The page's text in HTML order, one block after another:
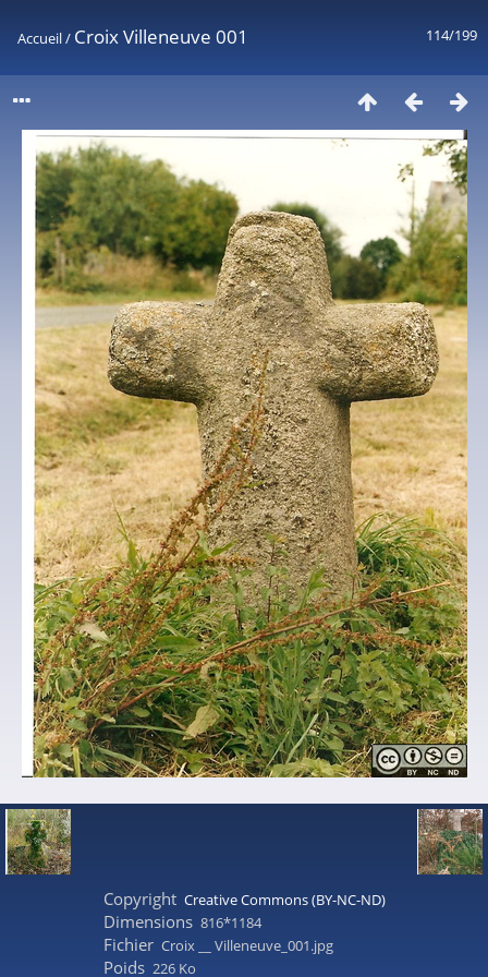
114/199
Accueil/ Croix Villeneuve 001
Copyright Creative Commons (BY-NC-ND)
Dimensions 816*1184
Fichier Croix __ Villeneuve_001.jpg
Poids 226 Ko